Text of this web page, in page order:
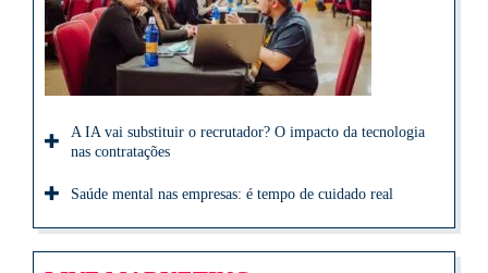
A IA vai substituir o recrutador? O impacto da tecnologia
nas contratações
Saúde mental nas empresas: é tempo de cuidado real